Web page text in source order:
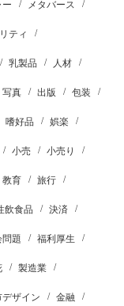
ー メタバース
ティ
乳製品 人材
写真 出版 包装
嗜好品 娯楽
小売 小売り
教育 旅行
飲食品 決済
問題 福利厚生
製造業
デザイン 金融